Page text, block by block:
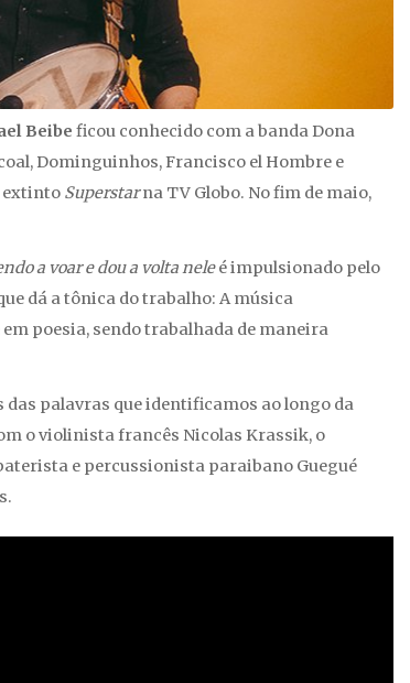
Beibe ficou conhecido com a banda Dona
Dominguinhos, Francisco el Hombre e
extinto Superstarna TV Globo. No fim de maio,
a voar e dou a volta neleé impulsionado pelo
dá a tônica do trabalho: A música
poesia, sendo trabalhada de maneira
palavras que identificamos ao longo da
o violinista francês Nicolas Krassik, o
e percussionista paraibano Guegué